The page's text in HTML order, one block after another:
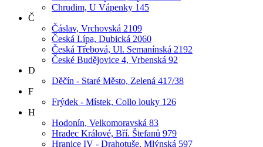
Chrudim, U Vápenky 145
Č
Čáslav, Vrchovská 2109
Česká Lípa, Dubická 2060
Česká Třebová, Ul. Semanínská 2192
České Budějovice 4, Vrbenská 92
D
Děčín - Staré Město, Zelená 417/38
F
Frýdek - Místek, Collo louky 126
H
Hodonín, Velkomoravská 83
Hradec Králové, Bří. Štefanů 979
Hranice IV - Drahotuše, Mlýnská 597